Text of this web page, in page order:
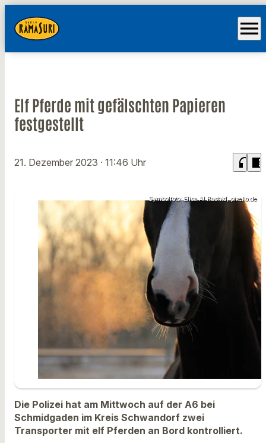
menu
Elf Pferde mit gefälschten Papieren
festgestellt
21. Dezember 2023 · 11:46 Uhr headphones chrome_reader_mode
Symbolfoto: Elisa Al Rashid, pixelio.de
Die Polizei hat am Mittwoch auf der A6 bei
Schmidgaden im Kreis Schwandorf zwei
Transporter mit elf Pferden an Bord kontrolliert.